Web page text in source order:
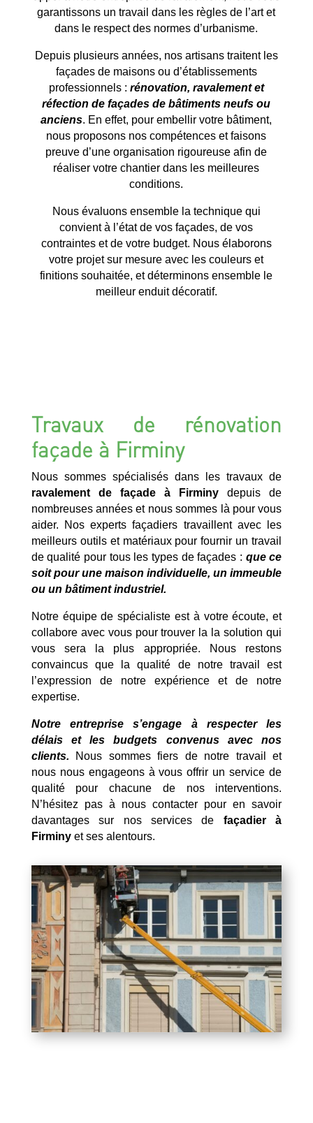
garantissons un travail dans les règles de l’art et
dans le respect des normes d’urbanisme.
Depuis plusieurs années, nos artisans traitent les
façades de maisons ou d’établissements
professionnels : rénovation, ravalement et
réfection de façades de bâtiments neufs ou
anciens. En effet, pour embellir votre bâtiment,
nous proposons nos compétences et faisons
preuve d’une organisation rigoureuse afin de
réaliser votre chantier dans les meilleures
conditions.
Nous évaluons ensemble la technique qui
convient à l’état de vos façades, de vos
contraintes et de votre budget. Nous élaborons
votre projet sur mesure avec les couleurs et
finitions souhaitée, et déterminons ensemble le
meilleur enduit décoratif.
Travaux de rénovation
façade à Firminy
Nous sommes spécialisés dans les travaux de
ravalement de façade à Firminy depuis de
nombreuses années et nous sommes là pour vous
aider. Nos experts façadiers travaillent avec les
meilleurs outils et matériaux pour fournir un travail
de qualité pour tous les types de façades : que ce
soit pour une maison individuelle, un immeuble
ou un bâtiment industriel.
Notre équipe de spécialiste est à votre écoute, et
collabore avec vous pour trouver la la solution qui
vous sera la plus appropriée. Nous restons
convaincus que la qualité de notre travail est
l’expression de notre expérience et de notre
expertise.
Notre entreprise s’engage à respecter les
délais et les budgets convenus avec nos
clients. Nous sommes fiers de notre travail et
nous nous engageons à vous offrir un service de
qualité pour chacune de nos interventions.
N’hésitez pas à nous contacter pour en savoir
davantages sur nos services de façadier à
Firminyet ses alentours.